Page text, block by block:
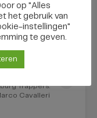
met de
Trappers:
Cavalleri
op "Alles
het gebruik van
instellingen"
te geven.